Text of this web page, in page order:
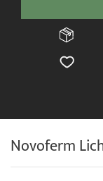
Novoferm